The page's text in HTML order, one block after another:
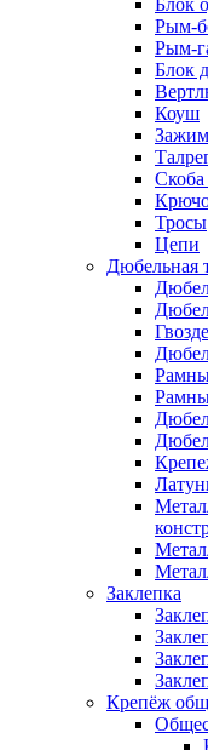
Блок
Рым-
Рым-
Блок
Коуш
Зажим
Скоба
Тросы
Цепи
Дюбельная
Заклепка
Крепёж